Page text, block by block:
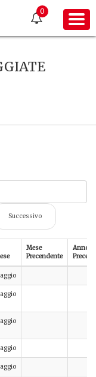
0
Successivo
Mese
Precendente
Anno